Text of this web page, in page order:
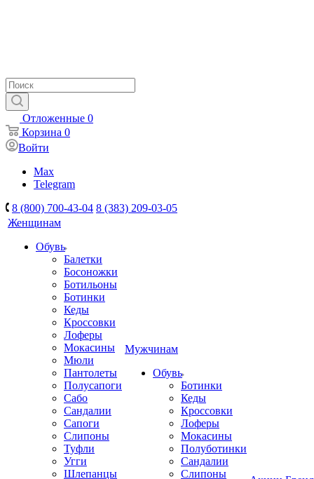
Отложенные 0
Корзина 0
Войти
Max
Telegram
8 (800) 700-43-04 8 (383) 209-03-05
Женщинам
Обувь
Балетки
Босоножки
Ботильоны
Ботинки
Кеды
Кроссовки
Лоферы
Мокасины
Мюли
Пантолеты
Полусапоги
Сабо
Сандалии
Сапоги
Слипоны
Туфли
Угги
Шлепанцы
Мужчинам
Обувь
Ботинки
Кеды
Кроссовки
Лоферы
Мокасины
Полуботинки
Сандалии
Слипоны